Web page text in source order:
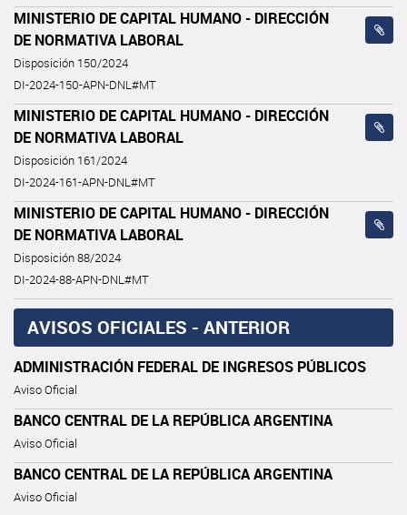
MINISTERIO DE CAPITAL HUMANO - DIRECCIÓN
DE NORMATIVA LABORAL
Disposición 150/2024
DI-2024-150-APN-DNL#MT
MINISTERIO DE CAPITAL HUMANO - DIRECCIÓN
DE NORMATIVA LABORAL
Disposición 161/2024
DI-2024-161-APN-DNL#MT
MINISTERIO DE CAPITAL HUMANO - DIRECCIÓN
DE NORMATIVA LABORAL
Disposición 88/2024
DI-2024-88-APN-DNL#MT
AVISOS OFICIALES - ANTERIOR
ADMINISTRACIÓN FEDERAL DE INGRESOS PÚBLICOS
Aviso Oficial
BANCO CENTRAL DE LA REPÚBLICA ARGENTINA
Aviso Oficial
BANCO CENTRAL DE LA REPÚBLICA ARGENTINA
Aviso Oficial